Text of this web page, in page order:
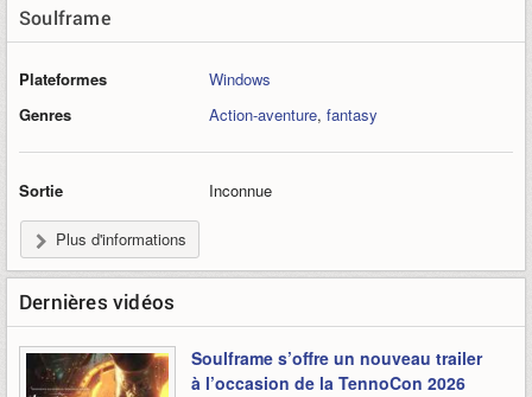
Soulframe
Plateformes
Windows
Genres
Action-aventure, fantasy
Sortie Inconnue
Plus d'informations
Dernières vidéos
Soulframe s’offre un nouveau trailer
à l’occasion de la TennoCon 2026